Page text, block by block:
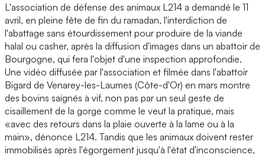
L'association de défense des animaux L214 a demandé le 11
avril, en pleine fête de fin du ramadan, l'interdiction de
l'abattage sans étourdissement pour produire de la viande
halal ou casher, après la diffusion d'images dans un abattoir de
Bourgogne, qui fera l'objet d'une inspection approfondie.
Une vidéo diffusée par l'association et filmée dans l'abattoir
Bigard de Venarey-les-Laumes (Côte-d'Or) en mars montre
des bovins saignés à vif, non pas par un seul geste de
cisaillement de la gorge comme le veut la pratique, mais
«avec des retours dans la plaie ouverte à la lame ou à la
main», dénonce L214. Tandis que les animaux doivent rester
immobilisés après l'égorgement jusqu'à l'état d'inconscience,